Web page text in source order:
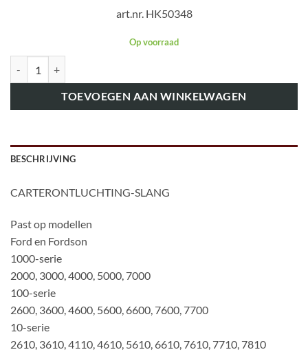
art.nr. HK50348
Op voorraad
TOEVOEGEN AAN WINKELWAGEN
BESCHRIJVING
CARTERONTLUCHTING-SLANG
Past op modellen
Ford en Fordson
1000-serie
2000, 3000, 4000, 5000, 7000
100-serie
2600, 3600, 4600, 5600, 6600, 7600, 7700
10-serie
2610, 3610, 4110, 4610, 5610, 6610, 7610, 7710, 7810